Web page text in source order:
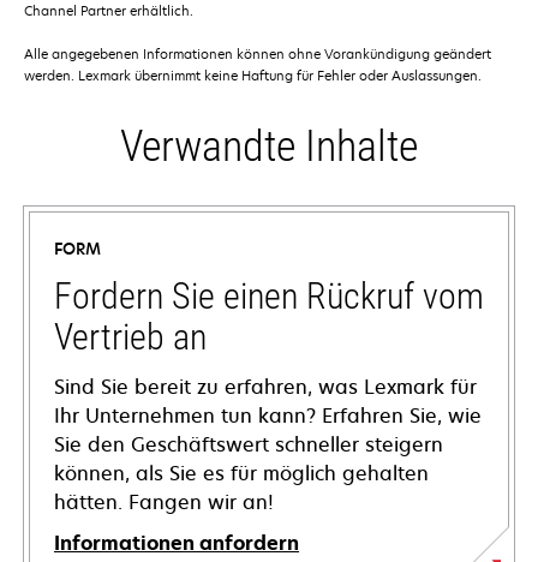
Channel Partner erhältlich.
Alle angegebenen Informationen können ohne Vorankündigung geändert
werden. Lexmark übernimmt keine Haftung für Fehler oder Auslassungen.
Verwandte Inhalte
FORM
Fordern Sie einen Rückruf vom
Vertrieb an
Sind Sie bereit zu erfahren, was Lexmark für
Ihr Unternehmen tun kann? Erfahren Sie, wie
Sie den Geschäftswert schneller steigern
können, als Sie es für möglich gehalten
hätten. Fangen wir an!
Informationen anfordern